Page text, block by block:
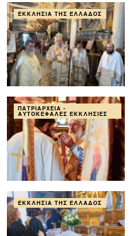
ΕΚΚΛΗΣΊΑ ΤΗΣ ΕΛΛΆΔΟΣ
ΠΑΤΡΙΑΡΧΕΊΑ -
ΑΥΤΟΚΈΦΑΛΕΣ ΕΚΚΛΗΣΊΕΣ
ΕΚΚΛΗΣΊΑ ΤΗΣ ΕΛΛΆΔΟΣ